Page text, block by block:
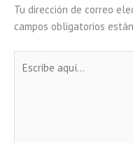
Tu dirección de correo
campos obligatorios
aquí...